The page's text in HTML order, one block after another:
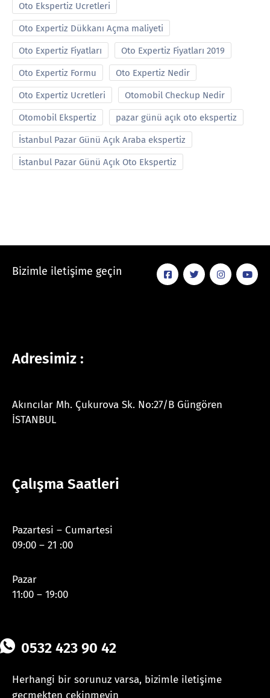
Oto Ekspertiz Ucretleri
Oto Expertiz Dükkanı Açma maliyeti
Oto Expertiz Fiyatları Oto Expertiz Fiyatları 2019
Oto Expertiz Formu Oto Expertiz Nedir
Oto Expertiz Ucretleri Otomobil Checkup Nedir
Otomobil Ekspertiz pazar günü açık oto ekspertiz
İstanbul Pazar Günü Açık Araba ekspertiz
İstanbul Pazar Günü Açık Oto Ekspertiz
Bizimle iletişime geçin
Adresimiz :
Akıncılar Mh. Çukurova Sk. No:27/B Güngören
İSTANBUL
Çalışma Saatleri
Pazartesi – Cumartesi
09:00 – 21 :00
Pazar
11:00 – 19:00
0532 423 90 42
Herhangi bir sorunuz varsa, bizimle iletişime
geçmekten çekinmeyin